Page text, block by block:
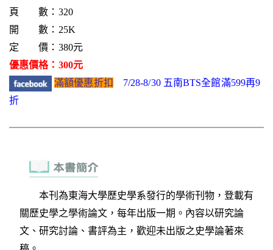
頁 數：320
開 數：25K
定 價：380元
優惠價格：300元
滿額優惠折扣
7/28-8/30 五南BTS全館滿599再9
折